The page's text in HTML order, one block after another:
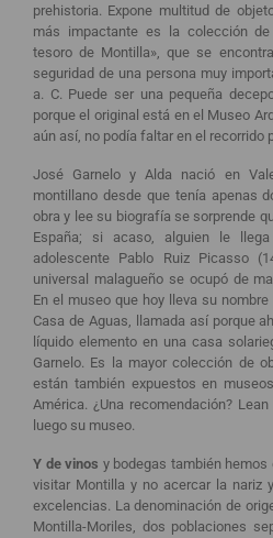
prehistoria. Expone multitud de
más impactante es la colección
tesoro de Montilla», que se
seguridad de una persona muy
a. C. Puede ser una pequeña
porque el original está en el Museo
aún así, no podía faltar en el recorrido
José Garnelo y Alda nació en
montillano desde que tenía apenas
obra y lee su biografía se sorprende
España; si acaso, alguien le
adolescente Pablo Ruiz Picasso
universal malagueño se ocupó de
En el museo que hoy lleva su
Casa de Aguas, llamada así porque
líquido elemento en una casa
Garnelo. Es la mayor colección de
están también expuestos en
América. ¿Una recomendación?
luego su museo.
Y de vinos y bodegas también hemos
visitar Montilla y no acercar la nariz
excelencias. La denominación de
Montilla-Moriles, dos poblaciones